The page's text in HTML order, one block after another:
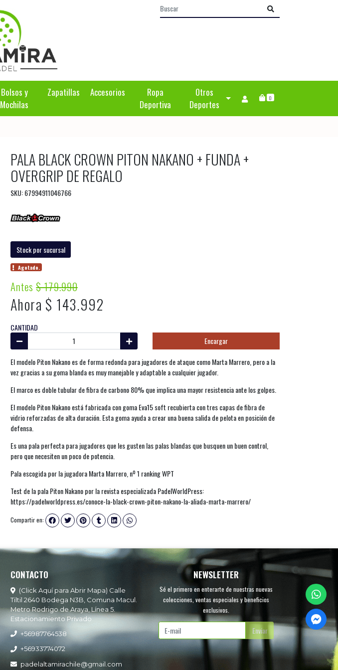
Bolsos y
Mochilas
Zapatillas Accesorios
Ropa
Deportiva
Otros
Deportes
0
PALA BLACK CROWN PITON NAKANO + FUNDA +
OVERGRIP DE REGALO
SKU: 67994911046766
Stock por sucursal
Agotado.
Antes$ 179.990
Ahora $ 143.992
CANTIDAD
Encargar
El modelo Piton Nakano es de forma redonda para jugadores de ataque como Marta Marrero, pero a la
vez gracias a su goma blanda es muy manejable y adaptable a cualquier jugador.
El marco es doble tubular de fibra de carbono 80% que implica una mayor resistencia ante los golpes.
El modelo Piton Nakano está fabricada con goma Eva15 soft recubierta con tres capas de fibra de
vidrio reforzadas de alta duración. Esta goma ayuda a crear una buena salida de pelota en posición de
defensa.
Es una pala perfecta para jugadores que les gusten las palas blandas que busquen un buen control,
pero que necesiten un poco de potencia.
Pala escogida por la jugadora Marta Marrero, nº 1 ranking WPT
Test de la pala Piton Nakano por la revista especializada PadelWorldPress:
https://padelworldpress.es/conoce-la-black-crown-piton-nakano-la-aliada-marta-marrero/
Compartir en:
CONTACTO
(Click Aquí para Abrir Mapa) Calle
Tiltil 2640 Bodega N3B, Comuna Macul.
Metro Rodrigo de Araya, Línea 5.
Estacionamiento Privado
+56987764538
+56933774072
padelaltamirachile@gmail.com
NEWSLETTER
Sé el primero en enterarte de nuestras nuevas
colecciones, ventas especiales y beneficios
exclusivos.
Enviar